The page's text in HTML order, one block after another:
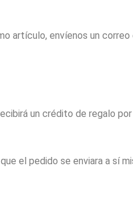
artículo, envíenos un
un crédito de regalo
el pedido se enviara a sí